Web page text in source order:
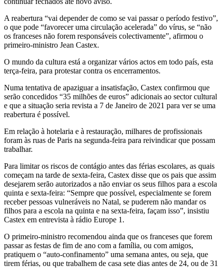
A reabertura “vai depender de como se vai passar o período festivo”,
o que pode “favorecer uma circulação acelerada” do vírus, se “não
os franceses não forem responsáveis colectivamente”, afirmou o
primeiro-ministro Jean Castex.
O mundo da cultura está a organizar vários actos em todo país, esta
terça-feira, para protestar contra os encerramentos.
Numa tentativa de apaziguar a insatisfação, Castex confirmou que
serão concedidos “35 milhões de euros” adicionais ao sector cultural
e que a situação seria revista a 7 de Janeiro de 2021 para ver se uma
reabertura é possível.
Em relação à hotelaria e à restauração, milhares de profissionais
foram às ruas de Paris na segunda-feira para reivindicar que possam
trabalhar.
Para limitar os riscos de contágio antes das férias escolares, as quais
começam na tarde de sexta-feira, Castex disse que os pais que assim
desejarem serão autorizados a não enviar os seus filhos para a escola
quinta e sexta-feira: “Sempre que possível, especialmente se forem
receber pessoas vulneráveis no Natal, se puderem não mandar os
filhos para a escola na quinta e na sexta-feira, façam isso”, insistiu
Castex em entrevista à rádio Europe 1.
O primeiro-ministro recomendou ainda que os franceses que forem
passar as festas de fim de ano com a família, ou com amigos,
pratiquem o “auto-confinamento” uma semana antes, ou seja, que
tirem férias, ou que trabalhem de casa sete dias antes de 24, ou de 31